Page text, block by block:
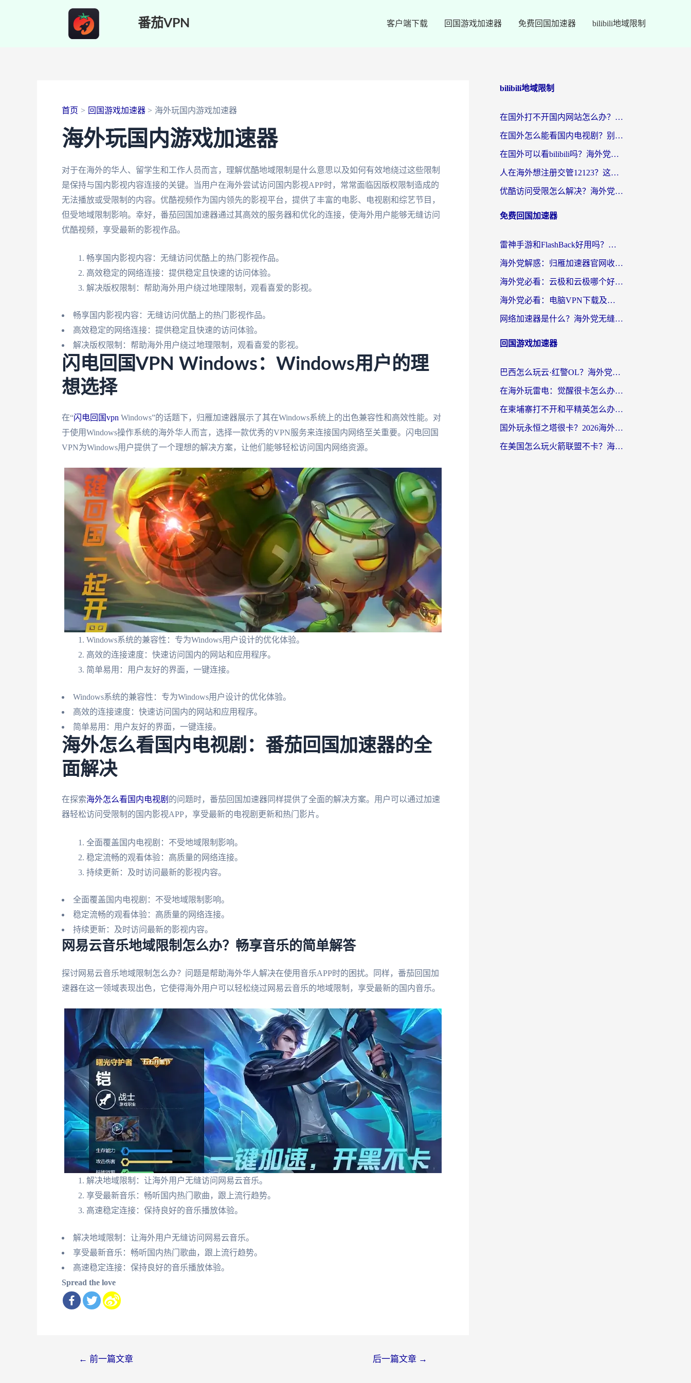
番茄VPN 客户端下载 回国游戏加速器 免费回国加速器 bilibili地域限制
首页 回国游戏加速器 海外玩国内游戏加速器
海外玩国内游戏加速器
对于在海外的华人、留学生和工作人员而言，理解优酷地域限制是什么意思以及如何有效地绕过这些限制
是保持与国内影视内容连接的关键。当用户在海外尝试访问国内影视APP时，常常面临因版权限制造成的
无法播放或受限制的内容。优酷视频作为国内领先的影视平台，提供了丰富的电影、电视剧和综艺节目，
但受地域限制影响。幸好，番茄回国加速器通过其高效的服务器和优化的连接，使海外用户能够无缝访问
优酷视频，享受最新的影视作品。
畅享国内影视内容：无缝访问优酷上的热门影视作品。
高效稳定的网络连接：提供稳定且快速的访问体验。
解决版权限制：帮助海外用户绕过地理限制，观看喜爱的影视。
畅享国内影视内容：无缝访问优酷上的热门影视作品。
高效稳定的网络连接：提供稳定且快速的访问体验。
解决版权限制：帮助海外用户绕过地理限制，观看喜爱的影视。
闪电回国VPN Windows：Windows用户的理
想选择
在“闪电回国vpn Windows”的话题下，归雁加速器展示了其在Windows系统上的出色兼容性和高效性能。对
于使用Windows操作系统的海外华人而言，选择一款优秀的VPN服务来连接国内网络至关重要。闪电回国
VPN为Windows用户提供了一个理想的解决方案，让他们能够轻松访问国内网络资源。
Windows系统的兼容性：专为Windows用户设计的优化体验。
高效的连接速度：快速访问国内的网站和应用程序。
简单易用：用户友好的界面，一键连接。
Windows系统的兼容性：专为Windows用户设计的优化体验。
高效的连接速度：快速访问国内的网站和应用程序。
简单易用：用户友好的界面，一键连接。
海外怎么看国内电视剧：番茄回国加速器的全
面解决
在探索海外怎么看国内电视剧 的问题时，番茄回国加速器同样提供了全面的解决方案。用户可以通过加速
器轻松访问受限制的国内影视APP，享受最新的电视剧更新和热门影片。
全面覆盖国内电视剧：不受地域限制影响。
稳定流畅的观看体验：高质量的网络连接。
持续更新：及时访问最新的影视内容。
全面覆盖国内电视剧：不受地域限制影响。
稳定流畅的观看体验：高质量的网络连接。
持续更新：及时访问最新的影视内容。
网易云音乐地域限制怎么办？畅享音乐的简单解答
探讨网易云音乐地域限制怎么办？问题是帮助海外华人解决在使用音乐APP时的困扰。同样，番茄回国加
速器在这一领域表现出色，它使得海外用户可以轻松绕过网易云音乐的地域限制，享受最新的国内音乐。
解决地域限制：让海外用户无缝访问网易云音乐。
享受最新音乐：畅听国内热门歌曲，跟上流行趋势。
高速稳定连接：保持良好的音乐播放体验。
解决地域限制：让海外用户无缝访问网易云音乐。
享受最新音乐：畅听国内热门歌曲，跟上流行趋势。
高速稳定连接：保持良好的音乐播放体验。
Spread the love
← 前一篇文章 后一篇文章 →
bilibili地域限制
在国外打不开国内网站怎么办？海外华人亲测的回国加速器选择指南
在国外怎么能看国内电视剧？别再踩坑！这篇给你真实解决方案
在国外可以看bilibili吗？海外党追剧看番的终极解决方案来了
人在海外想注册交管12123？这篇攻略帮你搞定（附回国加速神器）
优酷访问受限怎么解决？海外党亲测有效的回国加速方案
免费回国加速器
雷神手游和FlashBack好用吗？海外党亲测指南，避开破解版坑轻松访问国内资源
海外党解惑：归雁加速器官网收费吗？+3个回国加速问题的真实答案
海外党必看：云极和云极哪个好？3分钟选对回国加速器，无缝访问国内资源
海外党必看：电脑VPN下载及回国加速器选择指南——无缝访问国内资源不再难
网络加速器是什么？海外党无缝刷剧、看NBA的实用指南
回国游戏加速器
巴西怎么玩云·红警OL？海外党国服游戏加速终极攻略（附非洲逆水寒&天下山海低延迟技巧）
在海外玩雷电：觉醒很卡怎么办？2026终极指南帮你告别延迟与卡顿
在柬埔寨打不开和平精英怎么办？海外党必看的国服游戏加速终极指南
国外玩永恒之塔很卡？2026海外党国服游戏加速器终极指南（附街头篮球坦克世界实测）
在美国怎么玩火箭联盟不卡？海外玩家国服游戏加速终极指南（附明日方舟美版王者荣耀优化技巧）